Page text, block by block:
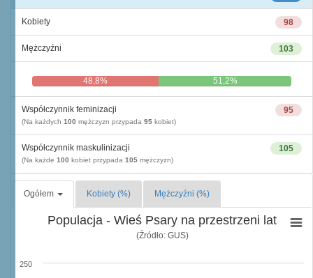
98
Kobiety
103
Mężczyźni
48,8% 51,2%
95
Współczynnik feminizacji
(Na każdych 100 mężczyzn przypada 95 kobiet)
105
Współczynnik maskulinizacji
(Na każde 100 kobiet przypada 105 mężczyzn)
Ogółem Kobiety (%) Mężczyźni (%)
Populacja - Wieś Psary na przestrzeni lat
(Źródło: GUS)
250